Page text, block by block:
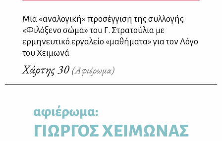
Μια «αναλογική» προσέγγιση της συλλογής
«Φιλόξενο σώμα» του Γ. Στρατούλια με
ερμηνευτικό εργαλείο «μαθήματα» για τον Λόγο
του Χειμωνά
Χάρτης 30(Αφιέρωμα)